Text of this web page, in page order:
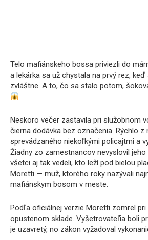
Telo mafiánskeho bossa priviezli do
a lekárka sa už chystala na prvý rez,
zvláštne. A to, čo sa stalo potom,
Neskoro večer zastavila pri služobnom
čierna dodávka bez označenia. Rýchlo z
sprevádzaného niekoľkými policajtmi a
Žiadny zo zamestnancov nevyslovil
všetci aj tak vedeli, kto leží pod bielou
Moretti — muž, ktorého roky nazývali
mafiánskym bosom v meste.
Podľa oficiálnej verzie Moretti zomrel pri
opustenom sklade. Vyšetrovateľia boli
je uzavretý, no zákon vyžadoval